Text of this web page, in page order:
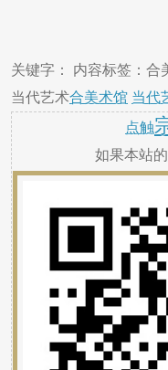
关键字： 内容标签：合
当代艺术合美术馆 当代
点触
如果本站